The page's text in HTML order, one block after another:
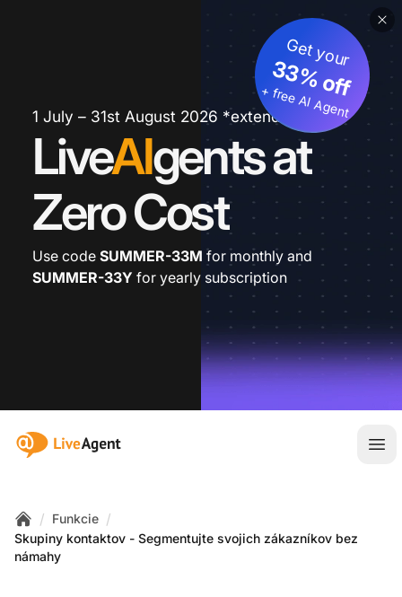
1 July – 31st August 2026 *extended
LiveAIgents at
Zero Cost
Get your
33% off
+ free AI Agent
Use code SUMMER-33M for monthly and
SUMMER-33Y for yearly subscription
:site.title
Home
/ Funkcie /
Skupiny kontaktov - Segmentujte svojich zákazníkov bez
námahy